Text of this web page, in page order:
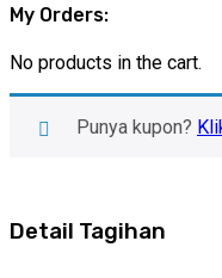
My Orders:
No products in the cart.
Punya kupon?
Detail Tagihan